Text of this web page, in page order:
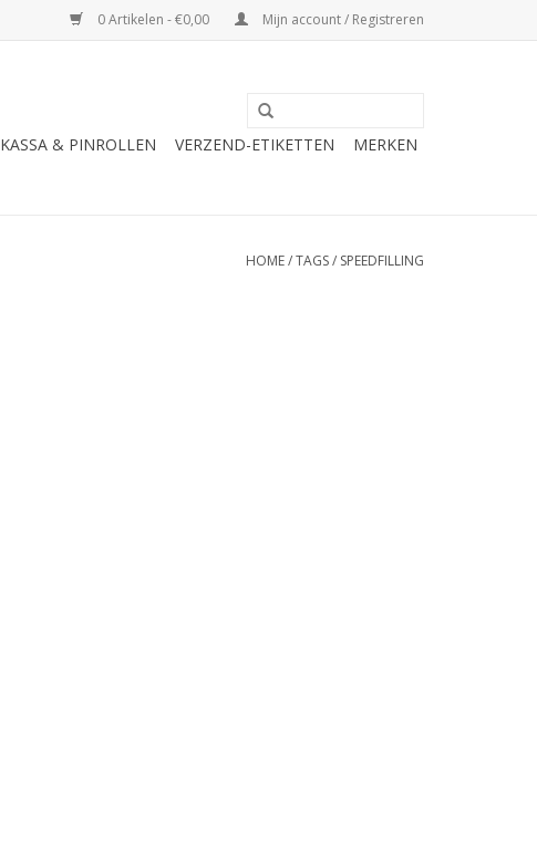
0 Artikelen - €0,00 Mijn account / Registreren
KASSA & PINROLLEN VERZEND-ETIKETTEN MERKEN
HOME/TAGS/ SPEEDFILLING